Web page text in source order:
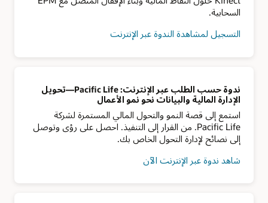
السحابية.
التسجيل لمشاهدة الندوة عبر الإنترنت
ندوة حسب الطلب عبر الإنترنت: Pacific Life—تحويل
الإدارة المالية والبيانات نحو نمو الأعمال
استمع إلى قصة النمو والتحول المالي المستمرة لشركة
Pacific Life. من القرار إلى التنفيذ. احصل على رؤى وتوصل
إلى نصائح لإدارة التحول الخاص بك.
شاهد ندوة عبر الإنترنت الآن